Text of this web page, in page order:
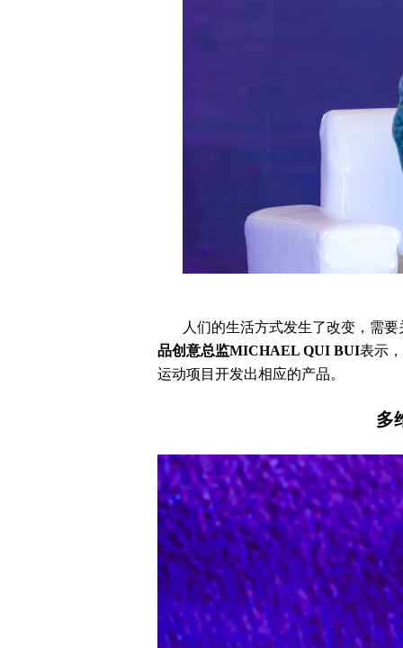
人们的生活方式发生了改变，需
品创意总监MICHAEL QUI BUI表示
运动项目开发出相应的产品。
多